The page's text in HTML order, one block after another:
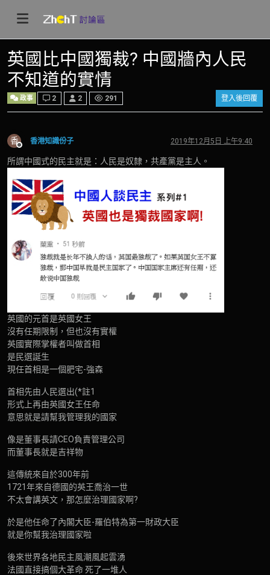
英國比中國獨裁? 中國牆內人民
不知道的實情
政事 2 2 291 登入後回覆
香
離線
香港知識份子 2019年12月5日 上午9:40
所謂中國式的民主就是：人民是奴隸，共產黨是主人。
英國的元首是英國女王
沒有任期限制，但也沒有實權
英國實際掌權者叫做首相
是民選誕生
現任首相是一個肥宅-強森
首相先由人民選出(*註1
形式上再由英國女王任命
意思就是請幫我管理我的國家
像是董事長請CEO負責管理公司
而董事長就是吉祥物
這傳統來自於300年前
1721年來自德國的英王喬治一世
不太會講英文，那怎麼治理國家啊?
於是他任命了內閣大臣-羅伯特為第一財政大臣
就是你幫我治理國家啦
後來世界各地民主風潮風起雲湧
法國直接搞個大革命 死了一堆人